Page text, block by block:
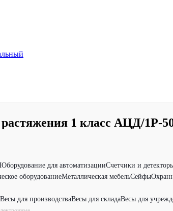
1 класс АЦД/1Р-
Оборудование для автоматизацииСчетчики и
оборудованиеМеталлическая мебельСейфы
Весы для производстваВесы для складаВесы для